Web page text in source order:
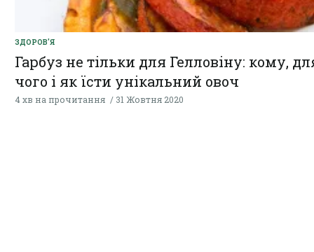
ЗДОРОВ'Я
Гарбуз не тільки для Гелловіну: кому,
чого і як їсти унікальний овоч
4 хв на прочитання 31 Жовтня 2020